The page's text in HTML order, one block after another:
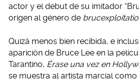
actor y el debut de su imitador
origen al género de
Quizá menos bien recibida, e
aparición de Bruce Lee en la
Tarantino, Érase una vez en
se muestra al artista marcial